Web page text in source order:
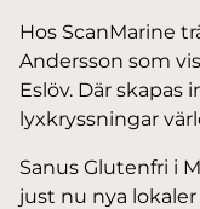
Hos ScanMarine
Andersson som
Eslöv. Där skapas
lyxkryssningar
Sanus Glutenfri i
just nu nya